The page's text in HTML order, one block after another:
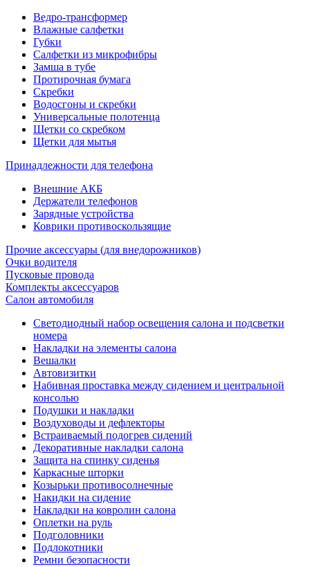
Ведро-трансформер
Влажные салфетки
Губки
Салфетки из микрофибры
Замша в тубе
Протирочная бумага
Скребки
Водосгоны и скребки
Универсальные полотенца
Щетки со скребком
Щетки для мытья
Принадлежности для телефона
Внешние АКБ
Держатели телефонов
Зарядные устройства
Коврики противоскользящие
Прочие аксессуары (для внедорожников)
Очки водителя
Пусковые провода
Комплекты аксессуаров
Салон автомобиля
Светодиодный набор освещения салона и подсветки
номера
Накладки на элементы салона
Вешалки
Автовизитки
Набивная проставка между сидением и центральной
консолью
Подушки и накладки
Воздуховоды и дефлекторы
Встраиваемый подогрев сидений
Декоративные накладки салона
Защита на спинку сиденья
Каркасные шторки
Козырьки противосолнечные
Накидки на сидение
Накладки на ковролин салона
Оплетки на руль
Подголовники
Подлокотники
Ремни безопасности